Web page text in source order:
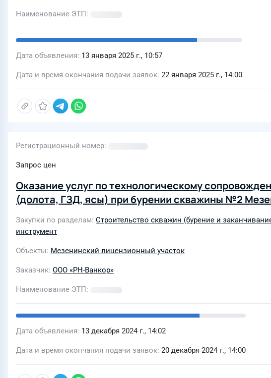
Наименование ЭТП
Дата объявления 13 января 2025 г., 10:57
Дата и время окончания подачи заявок 22 января 2025 г., 14:00
Регистрационный номер
Запрос цен
Оказание услуг по технологическому
(долота, ГЗД, ясы) при бурении скважины №2
Закупки по разделам Строительство скважин (бурение и
инструмент
Объекты Мезенинский лицензионный участок
Заказчик ООО «РН-Ванкор»
Наименование ЭТП
Дата объявления 13 декабря 2024 г., 14:02
Дата и время окончания подачи заявок 20 декабря 2024 г., 14:00